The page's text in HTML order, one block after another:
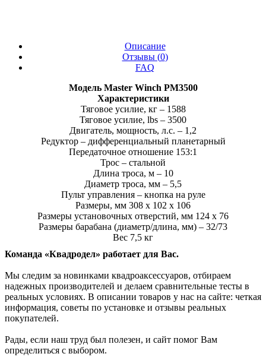
Описание
Отзывы (0)
FAQ
Модель Master Winch РМ3500
Характеристики
Тяговое усилие, кг – 1588
Тяговое усилие, lbs – 3500
Двигатель, мощность, л.с. – 1,2
Редуктор – дифференциальный планетарный
Передаточное отношение 153:1
Трос – стальной
Длина троса, м – 10
Диаметр троса, мм – 5,5
Пульт управления – кнопка на руле
Размеры, мм 308 x 102 x 106
Размеры установочных отверстий, мм 124 x 76
Размеры барабана (диаметр/длина, мм) – 32/73
Вес 7,5 кг
Команда «Квадродел» работает для Вас.
Мы следим за новинками квадроаксессуаров, отбираем
надежных производителей и делаем сравнительные тесты в
реальных условиях. В описании товаров у нас на сайте: четкая
информация, советы по установке и отзывы реальных
покупателей.
Рады, если наш труд был полезен, и сайт помог Вам
определиться с выбором.